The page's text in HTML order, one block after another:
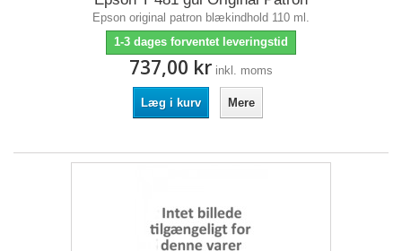
Epson original patron blækindhold 110 ml.
1-3 dages forventet leveringstid
737,00 kr inkl. moms
Læg i kurv Mere